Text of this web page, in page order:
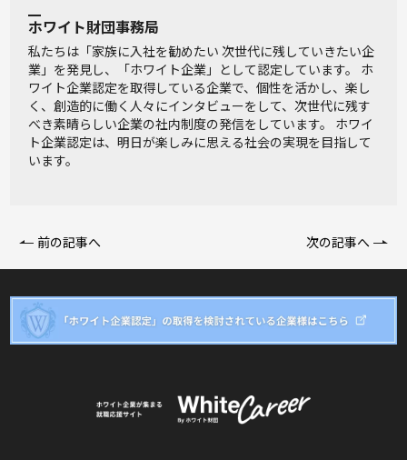
ホワイト財団事務局
私たちは「家族に入社を勧めたい 次世代に残していきたい企
業」を発見し、「ホワイト企業」として認定しています。 ホ
ワイト企業認定を取得している企業で、個性を活かし、楽し
く、創造的に働く人々にインタビューをして、次世代に残す
べき素晴らしい企業の社内制度の発信をしています。 ホワイ
ト企業認定は、明日が楽しみに思える社会の実現を目指して
います。
前の記事へ 次の記事へ